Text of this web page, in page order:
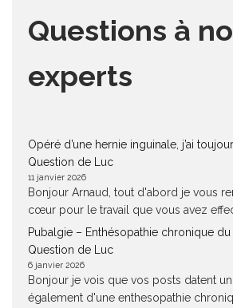
Questions à
experts
Opéré d’une hernie inguinale, j’ai
Question de Luc
11 janvier 2026
Bonjour Arnaud, tout d'abord je vous
cœur pour le travail que vous avez
Pubalgie – Enthésopathie chronique
Question de Luc
6 janvier 2026
Bonjour je vois que vos posts datent
également d'une enthesopathie